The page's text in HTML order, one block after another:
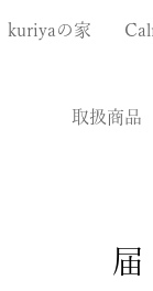
kuriyaの家
取扱商品